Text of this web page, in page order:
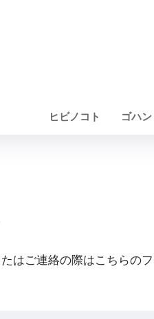
ヒビノコト ゴハン
はご連絡の際はこちらの